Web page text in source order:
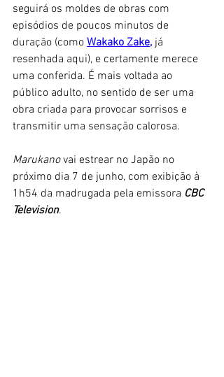
seguirá os moldes de obras com
episódios de poucos minutos de
duração (como Wakako Zake, já
resenhada aqui), e certamente merece
uma conferida. É mais voltada ao
público adulto, no sentido de ser uma
obra criada para provocar sorrisos e
transmitir uma sensação calorosa.
Marukano vai estrear no Japão no
próximo dia 7 de junho, com exibição à
1h54 da madrugada pela emissora CBC
Television.